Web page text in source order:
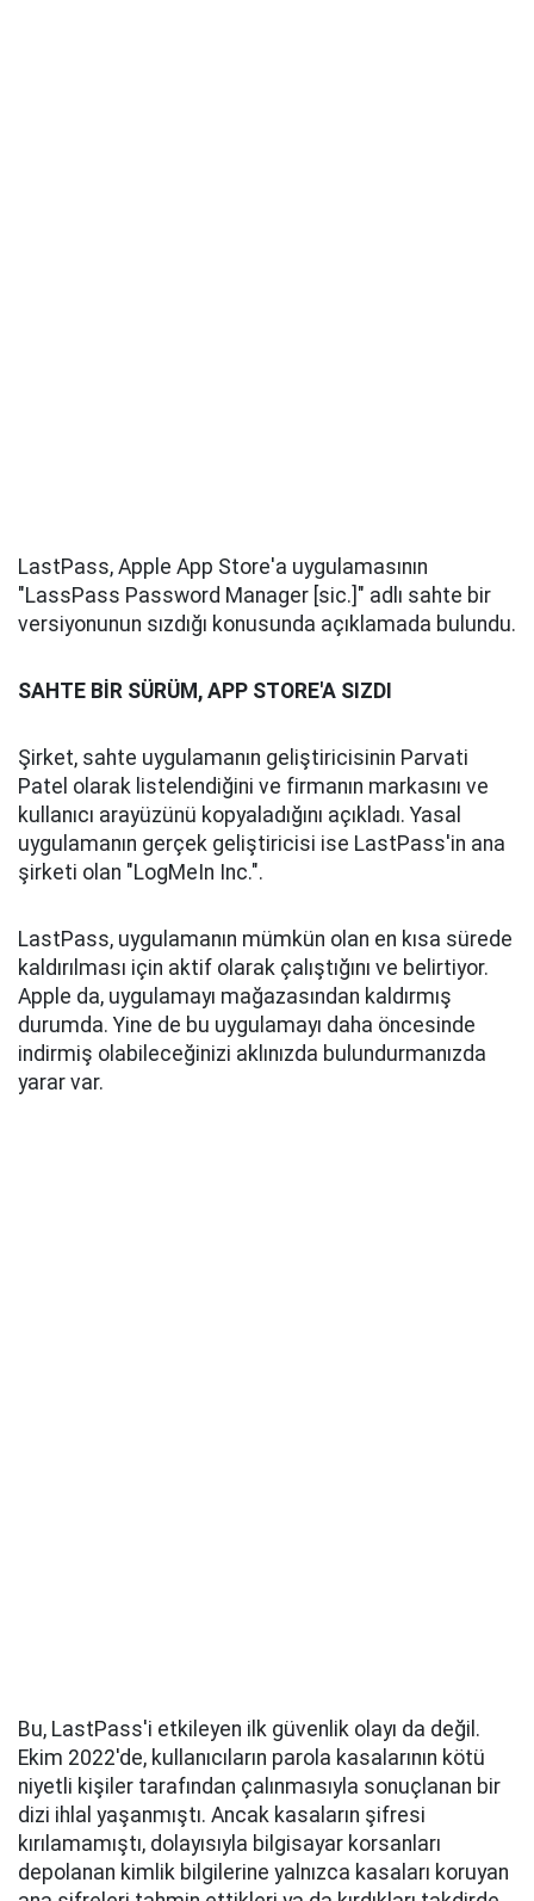
LastPass, Apple App Store'a uygulamasının
"LassPass Password Manager [sic.]" adlı sahte bir
versiyonunun sızdığı konusunda açıklamada bulundu.
SAHTE BİR SÜRÜM, APP STORE'A SIZDI
Şirket, sahte uygulamanın geliştiricisinin Parvati
Patel olarak listelendiğini ve firmanın markasını ve
kullanıcı arayüzünü kopyaladığını açıkladı. Yasal
uygulamanın gerçek geliştiricisi ise LastPass'in ana
şirketi olan "LogMeIn Inc.".
LastPass, uygulamanın mümkün olan en kısa sürede
kaldırılması için aktif olarak çalıştığını ve belirtiyor.
Apple da, uygulamayı mağazasından kaldırmış
durumda. Yine de bu uygulamayı daha öncesinde
indirmiş olabileceğinizi aklınızda bulundurmanızda
yarar var.
Bu, LastPass'i etkileyen ilk güvenlik olayı da değil.
Ekim 2022'de, kullanıcıların parola kasalarının kötü
niyetli kişiler tarafından çalınmasıyla sonuçlanan bir
dizi ihlal yaşanmıştı. Ancak kasaların şifresi
kırılamamıştı, dolayısıyla bilgisayar korsanları
depolanan kimlik bilgilerine yalnızca kasaları koruyan